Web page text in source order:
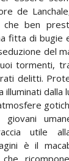
de
che ben
fitta di bugie
del
tormenti,
delitti.
illuminati dalla
giovani
utile
è il
che